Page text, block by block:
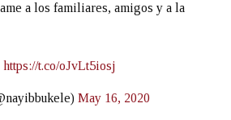
a los familiares, amigos y a la
https://t.co/oJvLt5iosj
May 16, 2020